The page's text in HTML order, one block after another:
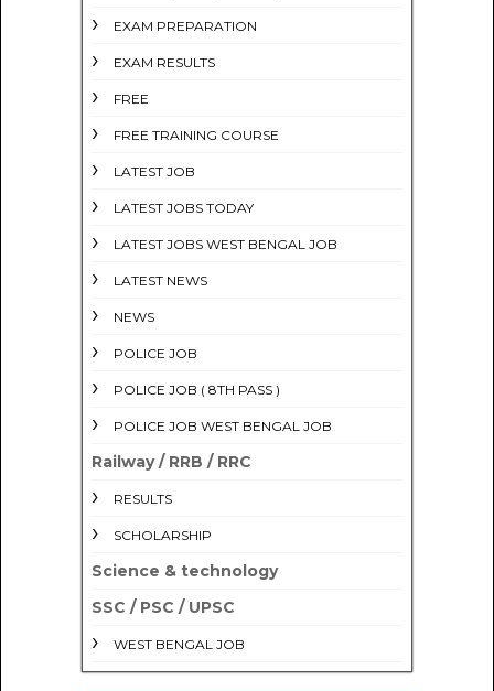
EXAM PREPARATION
EXAM RESULTS
FREE
FREE TRAINING COURSE
LATEST JOB
LATEST JOBS TODAY
LATEST JOBS WEST BENGAL JOB
LATEST NEWS
NEWS
POLICE JOB
POLICE JOB ( 8TH PASS )
POLICE JOB WEST BENGAL JOB
Railway / RRB / RRC
RESULTS
SCHOLARSHIP
Science & technology
SSC / PSC / UPSC
WEST BENGAL JOB